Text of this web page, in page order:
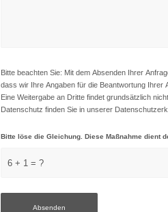
Bitte beachten Sie: Mit dem Absenden Ihrer
dass wir Ihre Angaben für die Beantwortung Ihrer
Eine Weitergabe an Dritte findet grundsätzlich
Datenschutz finden Sie in unserer
6 + 1 = ?
Bitte löse die Gleichung. Diese Maßnahme dient